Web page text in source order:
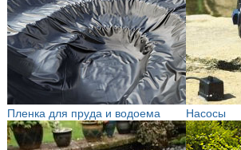
Пленка для пруда и водоема Насосы